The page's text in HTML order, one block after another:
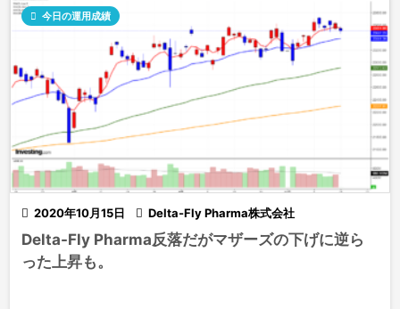
 2020年10月15日
 今日の運用成績
 Delta-Fly Pharma株式会社
Delta-Fly Pharma反落だがマザーズの下げに逆ら
った上昇も。